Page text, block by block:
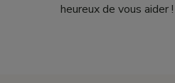
heureux de vous aider !